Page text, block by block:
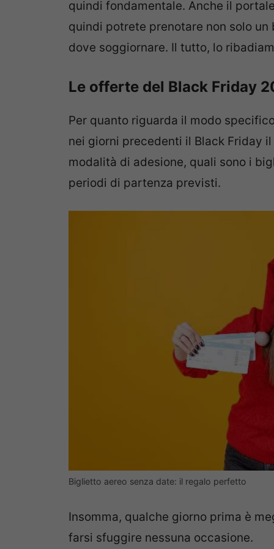
quindi fondamentale. Anche il
quindi potrete prenotare non solo
dove soggiornare. Il tutto, lo
Le offerte del Black Friday
Per quanto riguarda il modo
nei giorni precedenti il Black Friday
modalità di adesione, quali sono i
periodi di partenza previsti.
Biglietto aereo senza date: il regalo perfetto
Insomma, qualche giorno prima è
farsi sfuggire nessuna occasione.